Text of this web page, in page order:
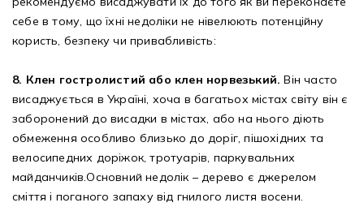
себе в тому, що їхні недоліки не нівелюють потенційну
користь, безпеку чи привабливість:
8. Клен гостролистий або клен норвезький. Він часто
висаджується в Україні, хоча в багатьох містах світу він є
заборонений до висадки в містах, або на нього діють
обмеження особливо близько до доріг, пішохідних та
велосипедних доріжок, тротуарів, паркувальних
майданчиків.Основний недолік – дерево є джерелом
сміття і поганого запаху від гнилого листя восени.